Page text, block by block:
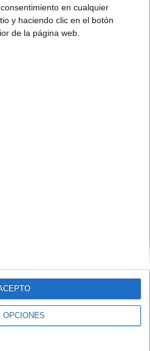
en cualquier
y haciendo clic en el botón
de la página web.
OPCIONES